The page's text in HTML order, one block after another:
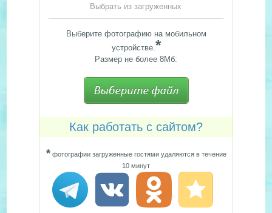
Выбрать из загруженных
Выберите фотографию на мобильном
устройстве.*
Размер не более 8Мб:
Как работать с сайтом?
*фотографии загруженные гостями удаляются в течение
10 минут